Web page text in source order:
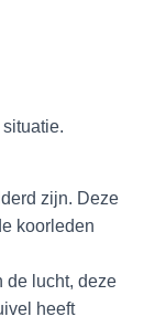
zijn. Deze
koorleden
de lucht, deze
heeft